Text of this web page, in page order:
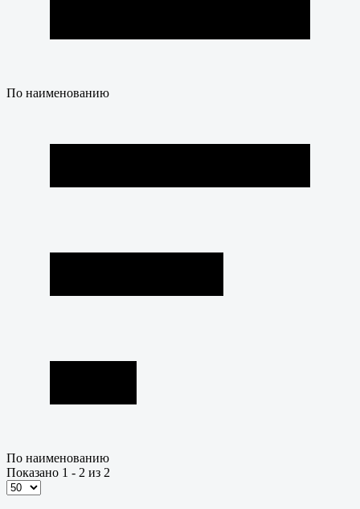
По наименованию
По наименованию
Показано 1 - 2 из 2